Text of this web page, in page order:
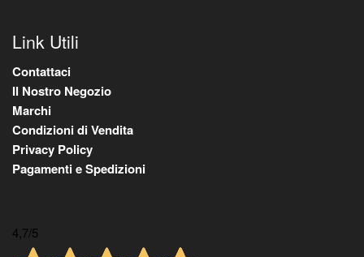
Link Utili
Contattaci
Il Nostro Negozio
Marchi
Condizioni di Vendita
Privacy Policy
Pagamenti e Spedizioni
4,7/5